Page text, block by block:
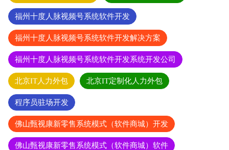
福州十度人脉视频号系统软件开发
福州十度人脉视频号系统软件开发解决方案
福州十度人脉视频号系统软件开发系统开发公司
北京IT人力外包 北京IT定制化人力外包
程序员驻场开发
佛山甄视康新零售系统模式（软件商城）开发
佛山甄视康新零售系统模式（软件商城）软件